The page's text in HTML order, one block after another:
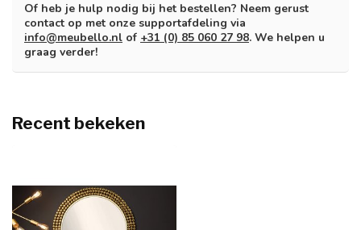
Of heb je hulp nodig bij het bestellen? Neem gerust
contact op met onze supportafdeling via
info@meubello.nl of +31 (0) 85 060 27 98. We helpen u
graag verder!
Recent bekeken